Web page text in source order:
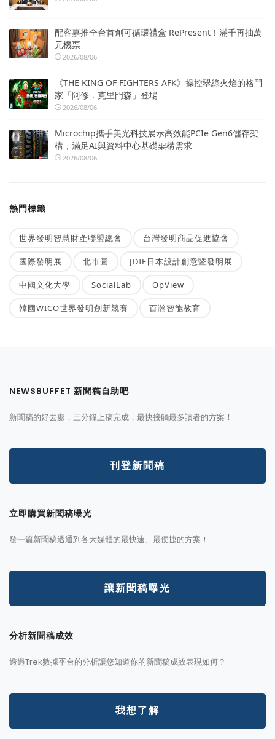
配客嘉推全台首創可循環禮盒 RePresent！滿千再抽萬
元機票
2026/08/06
《THE KING OF FIGHTERS AFK》操控翠綠火焰的格鬥
家「阿修．克里門森」登場
2026/08/06
Microchip攜手美光科技展示高效能PCIe Gen6儲存架
構，滿足AI與資料中心基礎架構需求
2026/08/06
熱門標籤
世界發明智慧財產聯盟總會 台灣發明商品促進協會
國際發明展 北市圖 JDIE日本設計創意暨發明展
中國文化大學 SocialLab OpView
韓國WICO世界發明創新競賽 百瀚智能教育
NEWSBUFFET 新聞稿自助吧
新聞稿的好去處，三分鐘上稿完成，最快接觸最多讀者的方案！
刊登新聞稿
立即購買新聞稿曝光
發一篇新聞稿透通到各大媒體的最快速、最便捷的方案！
讓新聞稿曝光
分析新聞稿成效
透過Trek數據平台的分析讓您知道你的新聞稿成效表現如何？
我想了解